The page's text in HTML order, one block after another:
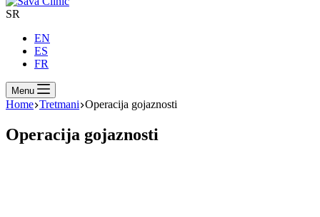
SR
EN
ES
FR
Menu
Home Tretmani Operacija gojaznosti
Operacija gojaznosti